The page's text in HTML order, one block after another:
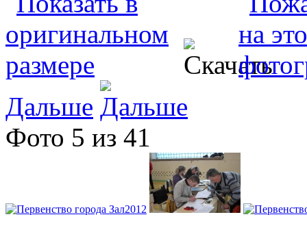
Дальше
Фото 5 из 41